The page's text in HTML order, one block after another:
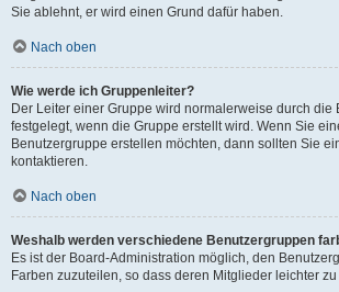
Sie ablehnt, er wird einen Grund dafür haben.
Nach oben
Wie werde ich Gruppenleiter?
Der Leiter einer Gruppe wird normalerweise durch die
festgelegt, wenn die Gruppe erstellt wird. Wenn Sie
Benutzergruppe erstellen möchten, dann sollten Sie
kontaktieren.
Nach oben
Weshalb werden verschiedene Benutzergruppen
Es ist der Board-Administration möglich, den
Farben zuzuteilen, so dass deren Mitglieder leichter